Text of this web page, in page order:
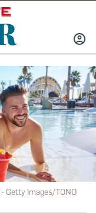
INICIAR
Getty Images/TONO